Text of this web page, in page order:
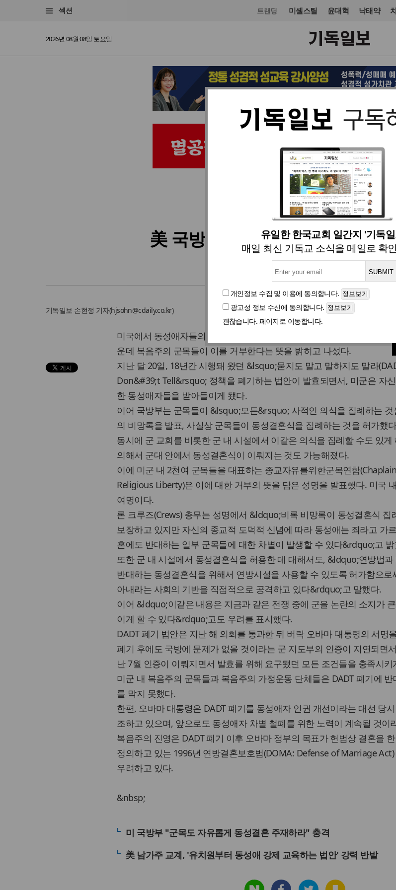
섹션 트랜딩 미셸스틸 윤대혁 낙태약
2026년 08월 08일 토요일
유일한 한국교회 일간지 '기독
매일 최신 기독교 소식을 메일로 확
개인정보 수집 및 이용에 동의합니다.
광고성 정보 수신에 동의합니다.
괜찮습니다. 페이지로 이동합니다.
미주·중남미 미주·중남미 입력 2011. 10.
美 국방부, 군교회 내에서의 동
동성애자 군복무 허용 이은 결정… 군목
기독일보 손현정 기자(hjsohn@cdaily.co.kr)
미국에서 동성애자들의 군복무가 허용된 데 이어 군목들의 동성결혼식
운데 복음주의 군목들이 이를 거부한다는 뜻을 밝히고 나섰다.
지난 달 20일, 18년간 시행돼 왔던 &lsquo;묻지도 말고 말하지도 말라
Don&#39;t Tell&rsquo; 정책을 폐기하는 법안이 발효되면서, 미군은 자
한 동성애자들을 받아들이게 됐다.
이어 국방부는 군목들이 &lsquo;모든&rsquo; 사적인 의식을 집례하는
의 비망록을 발표, 사실상 군목들이 동성결혼식을 집례하는 것을 허가했
동시에 군 교회를 비롯한 군 내 시설에서 이같은 의식을 집례할 수도 있게
의해서 군대 안에서 동성결혼식이 이뤄지는 것도 가능해졌다.
이에 미군 내 2천여 군목들을 대표하는 종교자유를위한군목연합
Religious Liberty)은 이에 대한 거부의 뜻을 담은 성명을 발표했다. 미국
여명이다.
론 크루즈(Crews) 총무는 성명에서 &ldquo;비록 비망록이 동성결혼식 집
보장하고 있지만 자신의 종교적 도덕적 신념에 따라 동성애는 죄라고 가
혼에도 반대하는 일부 군목들에 대한 차별이 발생할 수 있다&rdquo;고
또한 군 내 시설에서 동성결혼식을 허용한 데 대해서도, &ldquo;연방법
반대하는 동성결혼식을 위해서 연방시설을 사용할 수 있도록 허가함으
아내라는 사회의 기반을 직접적으로 공격하고 있다&rdquo;고 말했다.
이어 &ldquo;이같은 내용은 지금과 같은 전쟁 중에 군을 논란의 소지가
이게 할 수 있다&rdquo;고도 우려를 표시했다.
DADT 폐기 법안은 지난 해 의회를 통과한 뒤 버락 오바마 대통령의 서명
폐기 후에도 국방에 문제가 없을 것이라는 군 지도부의 인증이 지연되면
난 7월 인증이 이뤄지면서 발효를 위해 요구됐던 모든 조건들을 충족시키
미군 내 복음주의 군목들과 복음주의 가정운동 단체들은 DADT 폐기에 반
를 막지 못했다.
한편, 오바마 대통령은 DADT 폐기를 동성애자 인권 개선이라는 대선 당
조하고 있으며, 앞으로도 동성애자 차별 철폐를 위한 노력이 계속될 것이
복음주의 진영은 DADT 폐기 이후 오바마 정부의 목표가 헌법상 결혼을
정의하고 있는 1996년 연방결혼보호법(DOMA: Defense of Marriage
우려하고 있다.
&nbsp;
미 국방부 "군목도 자유롭게 동성결혼 주재하라" 충격
美 남가주 교계, '유치원부터 동성애 강제 교육하는 법안' 강력 반발